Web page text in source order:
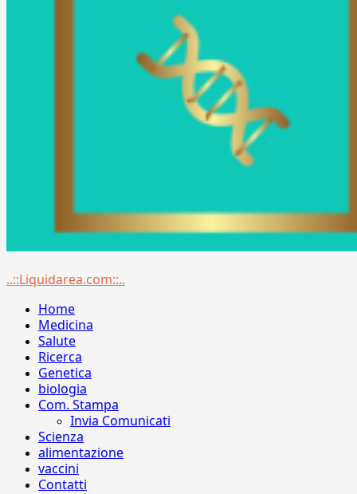
Menu
..::Liquidarea.com::..
Home
Medicina
Salute
Ricerca
Genetica
biologia
Com. Stampa
Invia Comunicati
Scienza
alimentazione
vaccini
Contatti